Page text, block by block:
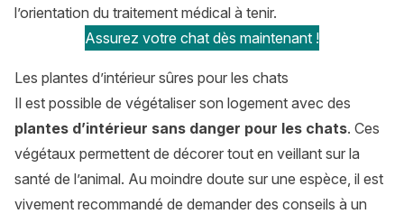
l’orientation du traitement médical à tenir.
Assurez votre chat dès maintenant !
Les plantes d’intérieur sûres pour les chats
Il est possible de végétaliser son logement avec des
plantes d’intérieur sans danger pour les chats. Ces
végétaux permettent de décorer tout en veillant sur la
santé de l’animal. Au moindre doute sur une espèce, il est
vivement recommandé de demander des conseils à un